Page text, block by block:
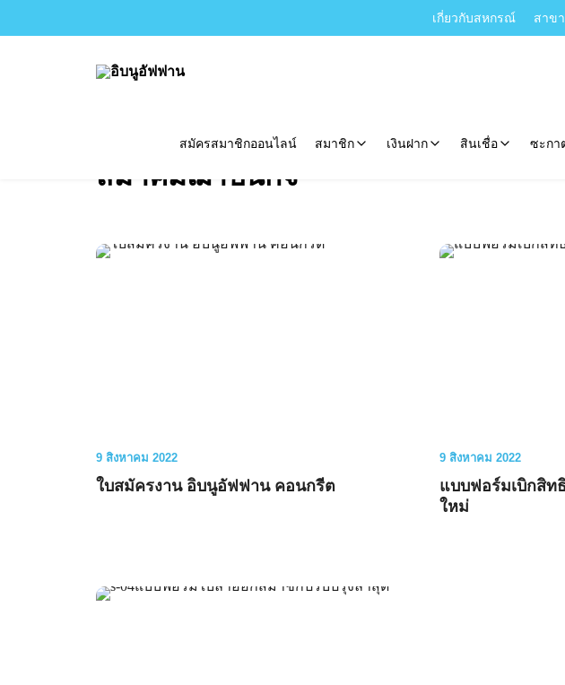
to
สมัครสมาชิกออนไลน์ สมาชิก เงินฝาก สินเชื่อ ซะกา
เกี่ยวกับสหกรณ์ สาข
สมาคมฌาปนกิจ
ใบสมัครงาน อิบนูอัฟฟาน คอนกรีต
9 สิงหาคม 2022
แบบฟอร์มเบิกสิท
ใหม่
9 สิงหาคม 2022